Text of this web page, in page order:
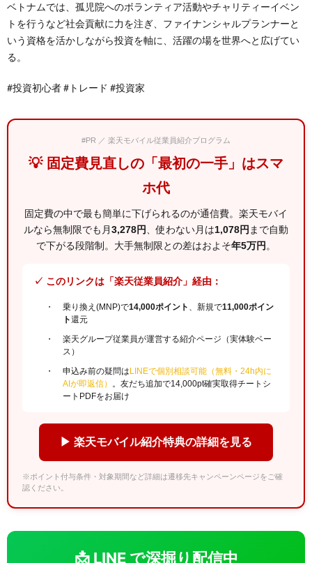
ベトナムでは、孤児院へのボランティア活動やチャリティーイベン
トを行うなど社会貢献に力を注ぎ、ファイナンシャルプランナーと
いう資格を活かしながら投資を軸に、活躍の場を世界へと広げてい
る。
#投資初心者 #トレード #投資家
#PR ／ 楽天モバイル従業員紹介プログラム
💡 固定費見直しの「最初の一手」はスマ
ホ代
固定費の中で最も簡単に下げられるのが通信費。楽天モバイ
ルなら無制限でも月3,278円 、使わない月は1,078円 まで自動
で下がる段階制。大手無制限との差はおよそ年5万円 。
✓ このリンクは「楽天従業員紹介」経由：
乗り換え(MNP)で14,000ポイント 、新規で11,000ポイン
ト還元
楽天グループ従業員が運営する紹介ページ（実体験ベー
ス）
申込み前の疑問は LINEで個別相談可能（無料・24h内に
AIが即返信） 。友だち追加で14,000pt確実取得チートシ
ートPDFをお届け
▶ 楽天モバイル紹介特典の詳細を見る
※ポイント付与条件・対象期間など詳細は遷移先キャンペーンページをご確
認ください。
📩 LINE で深掘り配信中